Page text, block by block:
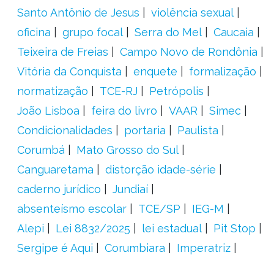
Santo Antônio de Jesus
violência sexual
oficina
grupo focal Serra do Mel
Caucaia
Teixeira de Freias
Campo Novo de Rondônia
Vitória da Conquista
enquete
formalização
normatização
TCE-RJ
Petrópolis
João Lisboa
feira do livro VAAR
Simec
Condicionalidades
portaria
Paulista
Corumbá
Mato Grosso do Sul
Canguaretama
distorção idade-série
caderno jurídico
Jundiaí
absenteísmo escolar
TCE/SP
IEG-M
Alepi
Lei 8832/2025 lei estadual
Pit Stop
Sergipe é Aqui
Corumbiara
Imperatriz